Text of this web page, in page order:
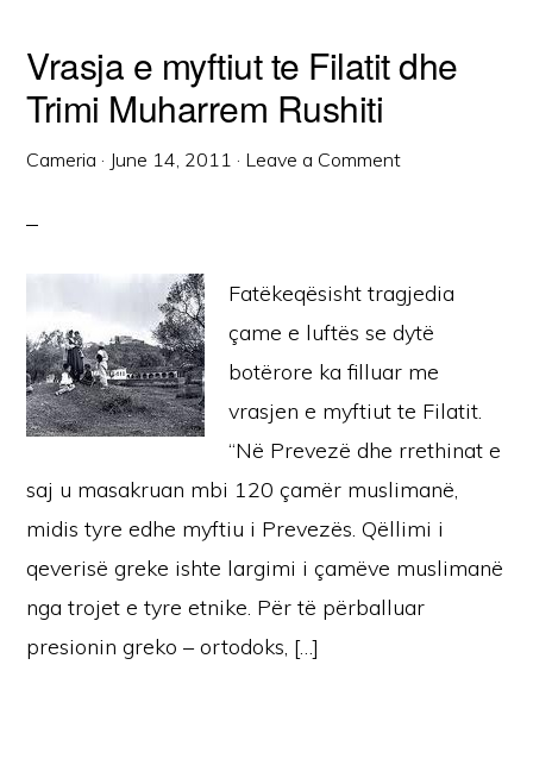
Vrasja e myftiut te Filatit dhe
Trimi Muharrem Rushiti
Cameria · June 14, 2011 · Leave a Comment
Fatëkeqësisht tragjedia
çame e luftës se dytë
botërore ka filluar me
vrasjen e myftiut te Filatit.
“Në Prevezë dhe rrethinat e
saj u masakruan mbi 120 çamër muslimanë,
midis tyre edhe myftiu i Prevezës. Qëllimi i
qeverisë greke ishte largimi i çamëve muslimanë
nga trojet e tyre etnike. Për të përballuar
presionin greko – ortodoks, […]